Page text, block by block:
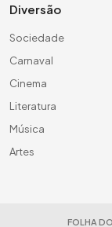
Diversão
Sociedade
Carnaval
Cinema
Literatura
Música
Artes
FOLHA DO